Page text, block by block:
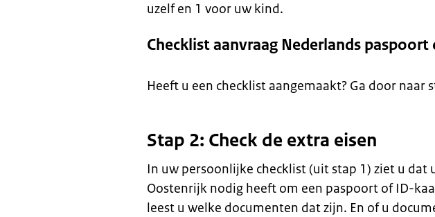
uzelf en 1 voor uw kind.
Checklist aanvraag Nederlands
Heeft u een checklist aangemaakt? Ga door naar
Stap 2: Check de extra eisen
In uw persoonlijke checklist (uit stap 1) ziet u dat
Oostenrijk nodig heeft om een paspoort of ID-
leest u welke documenten dat zijn. En of u